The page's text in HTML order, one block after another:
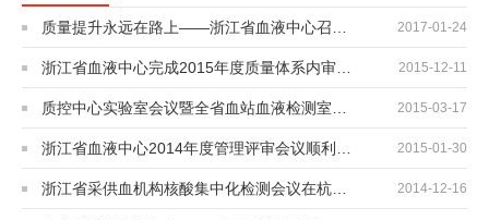
2017-01-24
2015-12-11
2015-03-17
2015-01-30
2014-12-16